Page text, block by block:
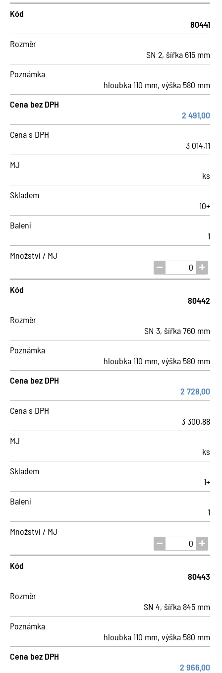
Kód
80441
Rozměr
SN 2, šířka 615 mm
Poznámka
hloubka 110 mm, výška 580 mm
Cena bez DPH
2 491,00
Cena s DPH
3 014,11
MJ
ks
Skladem
10+
Balení
1
Množství / MJ
Kód
80442
Rozměr
SN 3, šířka 760 mm
Poznámka
hloubka 110 mm, výška 580 mm
Cena bez DPH
2 728,00
Cena s DPH
3 300,88
MJ
ks
Skladem
1+
Balení
1
Množství / MJ
Kód
80443
Rozměr
SN 4, šířka 845 mm
Poznámka
hloubka 110 mm, výška 580 mm
Cena bez DPH
2 966,00